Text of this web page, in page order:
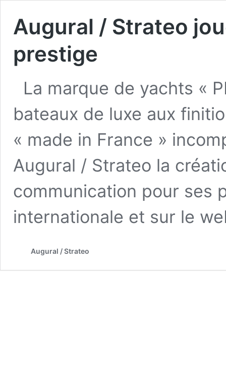
Augural / Strateo
prestige
La marque de yachts «
bateaux de luxe aux
« made in France »
Augural / Strateo la
communication pour ses
internationale et sur le
Augural / Strateo